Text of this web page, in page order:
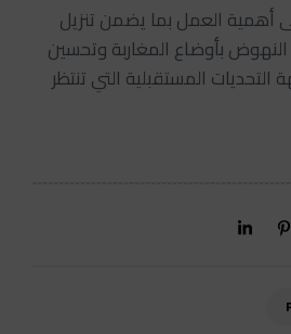
أهمية العمل بما يضمن تنزيل
بأوضاع المغاربة وتحسين
المستقبلية التي تنتظر